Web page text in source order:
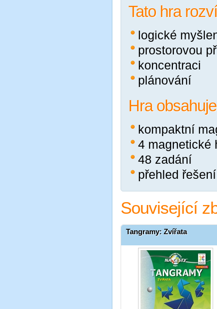
Tato hra
logické
prostorovou
koncentraci
plánování
Hra
kompaktní
4 magnetické
48 zadání
přehled řešení
Související
Tangramy: Zvířata